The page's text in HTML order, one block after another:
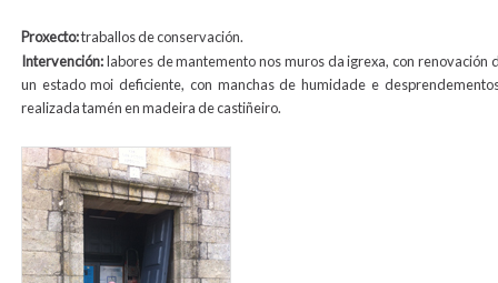
Proxecto:traballos de conservación.
Intervención:labores de mantemento nos muros da igrexa, con
un estado moi deficiente, con manchas de humidade e
realizada tamén en madeira de castiñeiro.
foto_nova_porta_san_pedro_para_web.jpg